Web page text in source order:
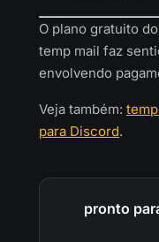
O plano gratuito
temp mail faz
envolvendo
Veja também:
para Discord.
pronto